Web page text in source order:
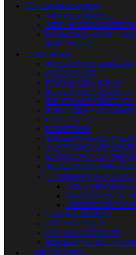
 CLIMATIZACION
VENTILADORES
AIRE
HUMIDIFICADOR -
IONIZADOR
 PINTURA
ACCESORIOS PARA
AGUAPLAST
PINTURA EN SPRAY
ACCESORIOS BASICOS
BROCHAS Y PINCELES
PAPEL LIJA +
ESPATULAS
PALETINAS
MASKING TAKE Y
ACCESORIOS DE
RODILLOS Y
ACCESORIOS PARA
 ADHESIVOS Y
COLA
ADHESIVOS DE
ADHESIVOS Y
CYANOCRILATO
COLA BLANCA
COLAS CONTACTO
ADHESIVOS DE 2
 DROGUERIA